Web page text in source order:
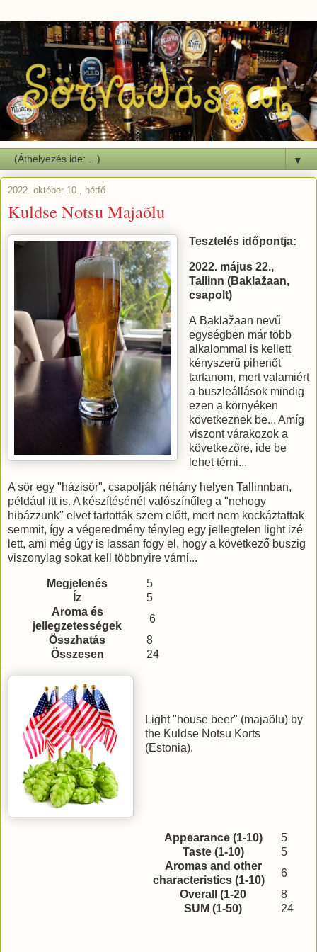
▼
2022. október 10., hétfő
Kuldse Notsu Majaõlu
Tesztelés időpontja:
2022. május 22.,
Tallinn (Baklažaan,
csapolt)
A Baklažaan nevű
egységben már több
alkalommal is kellett
kényszerű pihenőt
tartanom, mert valamiért
a buszleállások mindig
ezen a környéken
következnek be... Amíg
viszont várakozok a
következőre, ide be
lehet térni...
A sör egy "házisör", csapolják néhány helyen Tallinnban,
például itt is. A készítésénél valószínűleg a "nehogy
hibázzunk" elvet tartották szem előtt, mert nem kockáztattak
semmit, így a végeredmény tényleg egy jellegtelen light izé
lett, ami még úgy is lassan fogy el, hogy a következő buszig
viszonylag sokat kell többnyire várni...
Megjelenés
5
Íz
5
Aroma és
jellegzetességek
6
Összhatás
8
Összesen
24
Light "house beer" (majaõlu) by
the Kuldse Notsu Korts
(Estonia).
Appearance (1-10)
5
Taste (1-10)
5
Aromas and other
characteristics (1-10)
6
Overall (1-20
8
SUM (1-50)
24